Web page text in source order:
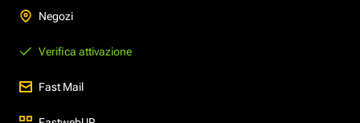
Negozi
Verifica attivazione
Fast Mail